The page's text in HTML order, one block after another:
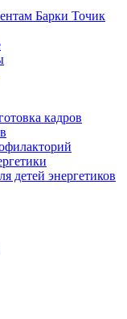
Барки Точик
кадров
детей энергетиков